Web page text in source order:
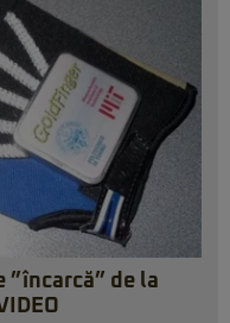
”încarcă” de la